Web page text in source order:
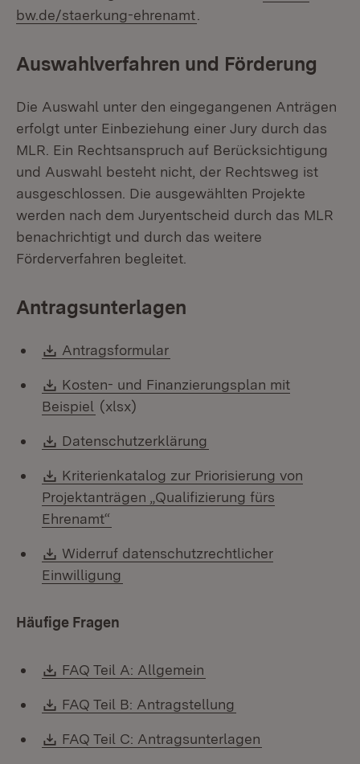
bw.de/staerkung-ehrenamt
Auswahlverfahren und Förderung
Die Auswahl unter den eingegangenen Anträgen
erfolgt unter Einbeziehung einer Jury durch das
MLR. Ein Rechtsanspruch auf Berücksichtigung
und Auswahl besteht nicht, der Rechtsweg ist
ausgeschlossen. Die ausgewählten Projekte
werden nach dem Juryentscheid durch das MLR
benachrichtigt und durch das weitere
Förderverfahren begleitet.
Antragsunterlagen
Download:
Antragsformular
Download:
Kosten- und Finanzierungsplan mit
Beispiel (Öffnet in neuem Fenster)
(xlsx)
Download:
Datenschutzerklärung
Download:
Kriterienkatalog zur Priorisierung von
Projektanträgen „Qualifizierung fürs
Ehrenamt“
Download:
Widerruf datenschutzrechtlicher
Einwilligung
Häufige Fragen
Download:
FAQ Teil A: Allgemein
Download:
FAQ Teil B: Antragstellung
Download:
FAQ Teil C: Antragsunterlagen